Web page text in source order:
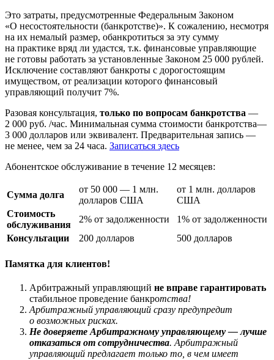
Это затраты, предусмотренные Федеральным Законом
«О несостоятельности (банкротстве)». К сожалению, несмотря
на их немалый размер, обанкротиться за эту сумму
на практике вряд ли удастся, т.к. финансовые управляющие
не готовы работать за установленные Законом 25 000 рублей.
Исключение составляют банкроты с дорогостоящим
имуществом, от реализации которого финансовый
управляющий получит 7%.
Разовая консультация, только по вопросам банкротства —
2 000 руб. /час. Минимальная сумма стоимости банкротства—
3 000 долларов или эквивалент. Предварительная запись —
не менее, чем за 24 часа. Записаться здесь
Абонентское обслуживание в течение 12 месяцев:
Сумма долга
от 50 000 — 1 млн.
долларов США
от 1 млн. долларов
США
Стоимость
обслуживания
2% от задолженности
1% от задолженности
Консультации
200 долларов 500 долларов
Памятка для клиентов!
Арбитражный управляющий не вправе гарантировать
стабильное проведение банкротства!
Арбитражный управляющий сразу предупредит
о возможных рисках.
Не доверяете Арбитражному управляющему — лучше
отказаться от сотрудничества. Арбитражный
управляющий предлагает только то, в чем имеет